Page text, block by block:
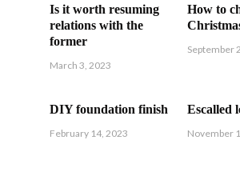
Is it worth resuming
relations with the
former
March 3, 2023
How to
September
DIY foundation finish
February 14, 2023
Escalled
November